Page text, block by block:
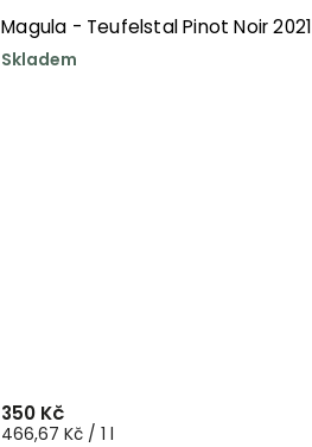
Magula - Teufelstal Pinot Noir 2021
Skladem
350 Kč
466,67 Kč / 1 l